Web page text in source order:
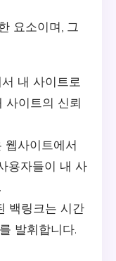
요소이며, 그
내 사이트로
사이트의 신뢰
웹사이트에서
용자들이 내 사
백링크는 시간
발휘합니다.